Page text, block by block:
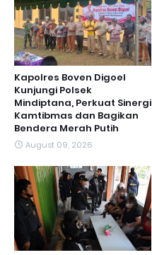
Kapolres Boven Digoel
Kunjungi Polsek
Mindiptana, Perkuat Sinergi
Kamtibmas dan Bagikan
Bendera Merah Putih
August 09, 2026